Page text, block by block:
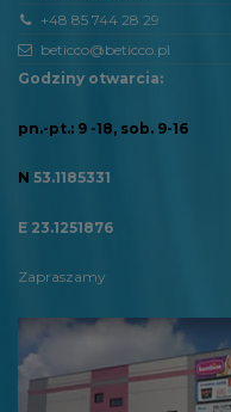
+48 85 744 28 29
beticco@beticco.pl
Godziny otwarcia:
pn.-pt.: 9 -18, sob. 9-16
N 53.1185331
E 23.1251876
Zapraszamy